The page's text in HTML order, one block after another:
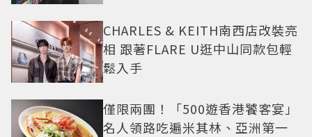
CHARLES & KEITH南西店改裝亮
相 跟著FLARE U逛中山同款包輕
鬆入手
僅限兩團！「500遊香港饕客宴」
名人領路吃遍米其林、亞洲第一